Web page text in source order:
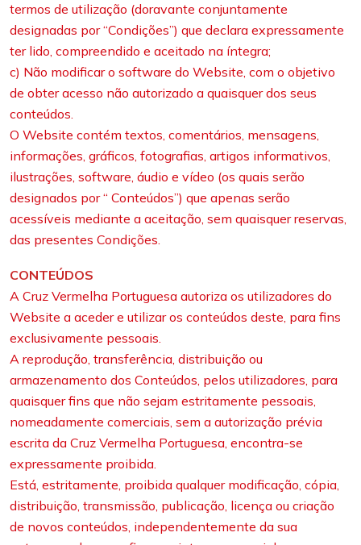
termos de utilização (doravante conjuntamente
designadas por “Condições”) que declara expressamente
ter lido, compreendido e aceitado na íntegra;
c) Não modificar o software do Website, com o objetivo
de obter acesso não autorizado a quaisquer dos seus
conteúdos.
O Website contém textos, comentários, mensagens,
informações, gráficos, fotografias, artigos informativos,
ilustrações, software, áudio e vídeo (os quais serão
designados por “ Conteúdos”) que apenas serão
acessíveis mediante a aceitação, sem quaisquer reservas,
das presentes Condições.
CONTEÚDOS
A Cruz Vermelha Portuguesa autoriza os utilizadores do
Website a aceder e utilizar os conteúdos deste, para fins
exclusivamente pessoais.
A reprodução, transferência, distribuição ou
armazenamento dos Conteúdos, pelos utilizadores, para
quaisquer fins que não sejam estritamente pessoais,
nomeadamente comerciais, sem a autorização prévia
escrita da Cruz Vermelha Portuguesa, encontra-se
expressamente proibida.
Está, estritamente, proibida qualquer modificação, cópia,
distribuição, transmissão, publicação, licença ou criação
de novos conteúdos, independentemente da sua